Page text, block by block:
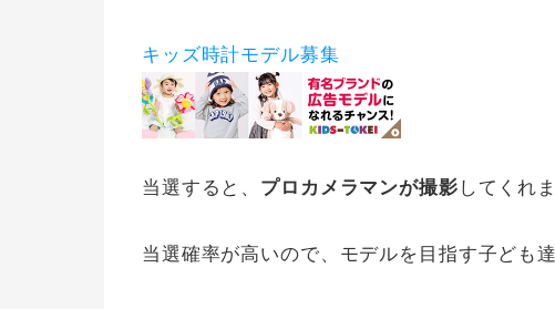
キッズ時計モデル募集
当選すると、 プロカメラマンが撮影 してくれま
当選確率が高いので、モデルを目指す子ども